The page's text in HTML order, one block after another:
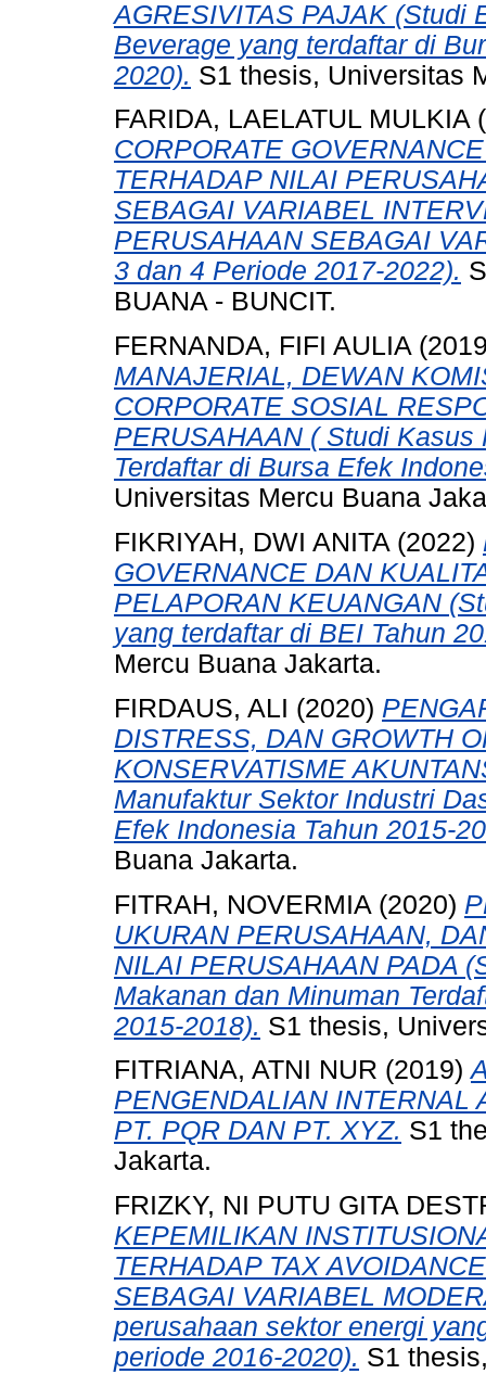
AGRESIVITAS PAJAK (Studi
Beverage yang terdaftar di
2020). S1 thesis, Universitas
FARIDA, LAELATUL MULKIA
CORPORATE
TERHADAP NILAI
SEBAGAI VARIABEL
PERUSAHAAN SEBAGAI
3 dan 4 Periode 2017-2022).
BUANA - BUNCIT.
FERNANDA, FIFI AULIA
MANAJERIAL, DEWAN
CORPORATE SOSIAL
PERUSAHAAN ( Studi
Terdaftar di Bursa Efek
Universitas Mercu Buana
FIKRIYAH, DWI ANITA (2022)
GOVERNANCE DAN
PELAPORAN KEUANGAN
yang terdaftar di BEI Tahun
Mercu Buana Jakarta.
FIRDAUS, ALI (2020)
DISTRESS, DAN GROWTH
KONSERVATISME
Manufaktur Sektor Industri
Efek Indonesia Tahun 2015-
Buana Jakarta.
FITRAH, NOVERMIA (2020)
UKURAN PERUSAHAAN,
NILAI PERUSAHAAN PADA
Makanan dan Minuman
2015-2018). S1 thesis,
FITRIANA, ATNI NUR (2019)
PENGENDALIAN INTERNAL
PT. PQR DAN PT. XYZ. S1
Jakarta.
FRIZKY, NI PUTU GITA
KEPEMILIKAN
TERHADAP TAX
SEBAGAI VARIABEL
perusahaan sektor energi
periode 2016-2020). S1